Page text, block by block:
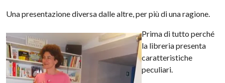
Una presentazione diversa dalle altre, per più di una ragione.
Prima di tutto perché
la libreria presenta
caratteristiche
peculiari.